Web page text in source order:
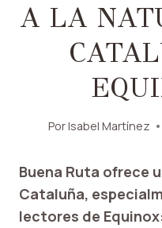
A LA
PorIsabel Martínez
Buena Ruta ofrece
Cataluña,
lectores de